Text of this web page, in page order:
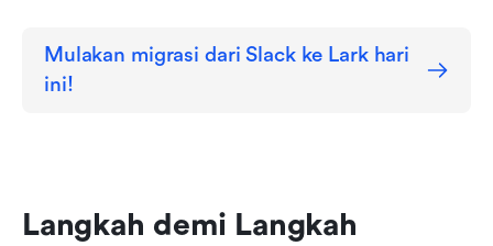
Mulakan migrasi dari Slack ke Lark hari
ini!
Langkah demi Langkah